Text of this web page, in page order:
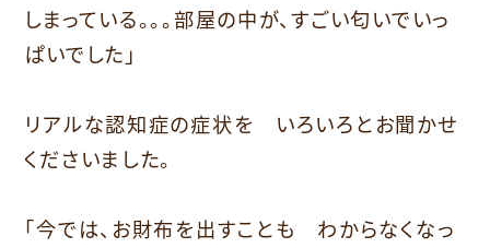
しまっている。。。部屋の中が、すごい匂いでいっ
ぱいでした」
リアルな認知症の症状を いろいろとお聞かせ
くださいました。
「今では、お財布を出すことも わからなくなっ